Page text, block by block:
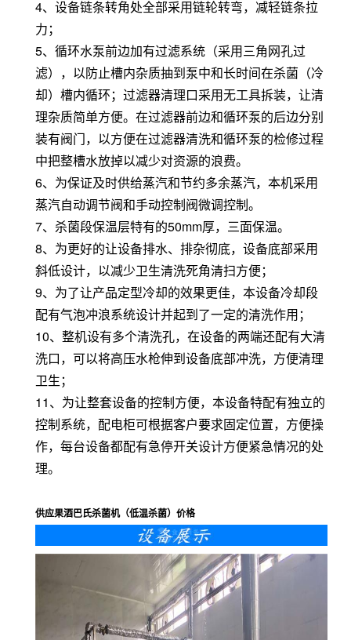
4、设备链条转角处全部采用链轮转弯，减轻链条拉
力；
5、循环水泵前边加有过滤系统（采用三角网孔过
滤），以防止槽内杂质抽到泵中和长时间在杀菌（冷
却）槽内循环；过滤器清理口采用无工具拆装，让清
理杂质简单方便。在过滤器前边和循环泵的后边分别
装有阀门，以方便在过滤器清洗和循环泵的检修过程
中把整槽水放掉以减少对资源的浪费。
6、为保证及时供给蒸汽和节约多余蒸汽，本机采用
蒸汽自动调节阀和手动控制阀微调控制。
7、杀菌段保温层特有的50mm厚，三面保温。
8、为更好的让设备排水、排杂彻底，设备底部采用
斜低设计，以减少卫生清洗死角清扫方便；
9、为了让产品定型冷却的效果更佳，本设备冷却段
配有气泡冲浪系统设计并起到了一定的清洗作用；
10、整机设有多个清洗孔，在设备的两端还配有大清
洗口，可以将高压水枪伸到设备底部冲洗，方便清理
卫生；
11、为让整套设备的控制方便，本设备特配有独立的
控制系统，配电柜可根据客户要求固定位置，方便操
作，每台设备都配有急停开关设计方便紧急情况的处
理。
供应果酒巴氏杀菌机（低温杀菌）价格